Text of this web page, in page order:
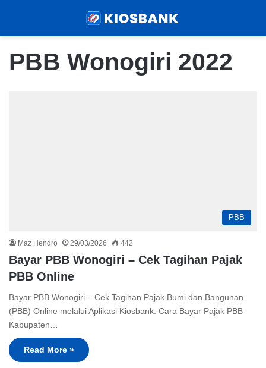
PBB Wonogiri 2022
PBB
Maz Hendro 29/03/2026 442
Bayar PBB Wonogiri – Cek Tagihan Pajak
PBB Online
Bayar PBB Wonogiri – Cek Tagihan Pajak Bumi dan Bangunan
(PBB) Online melalui Aplikasi Kiosbank. Cara Bayar Pajak PBB
Kabupaten…
Read More »